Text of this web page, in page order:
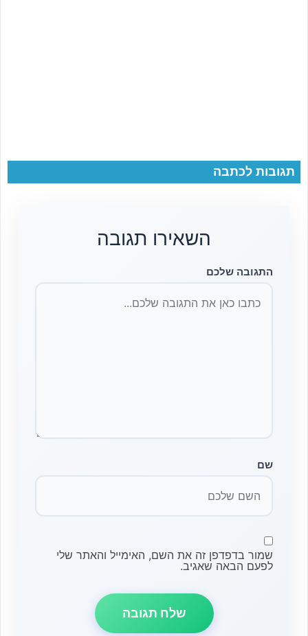
תגובות לכתבה
השאירו תגובה
התגובה שלכם
שם
שמור בדפדפן זה את השם, האימייל והאתר שלי
לפעם הבאה שאגיב.